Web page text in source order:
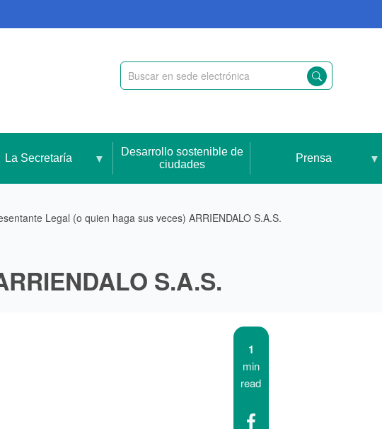
La Secretaría
Desarrollo sostenible de
ciudades
Prensa
Legal (o quien haga sus veces) ARRIENDALO S.A.S.
S.A.S.
1
min
read